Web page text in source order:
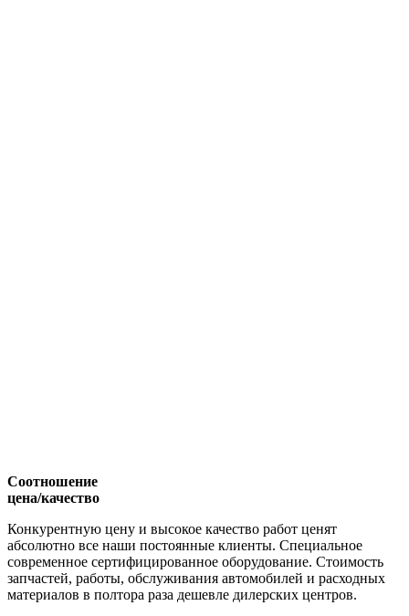
Соотношение
цена/качество
Конкурентную цену и высокое качество работ ценят
абсолютно все наши постоянные клиенты. Специальное
современное сертифицированное оборудование. Стоимость
запчастей, работы, обслуживания автомобилей и расходных
материалов в полтора раза дешевле дилерских центров.